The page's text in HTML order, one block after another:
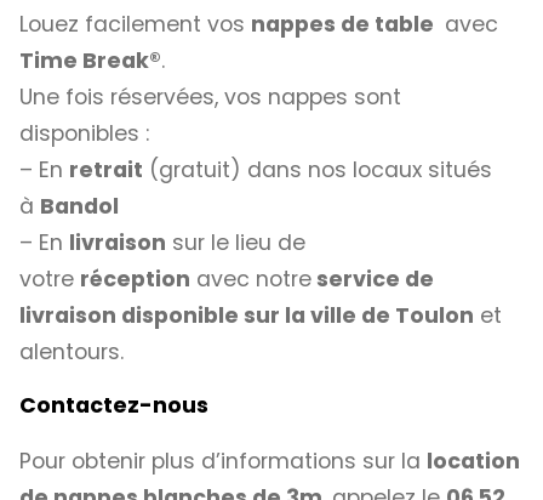
Louez facilement vos nappes de table avec
Time Break®.
Une fois réservées, vos nappes sont
disponibles :
– En retrait (gratuit) dans nos locaux situés
à Bandol
– En livraison sur le lieu de
votre réception avec notre service de
livraison disponible sur la ville de Toulon et
alentours.
Contactez-nous
Pour obtenir plus d’informations sur la location